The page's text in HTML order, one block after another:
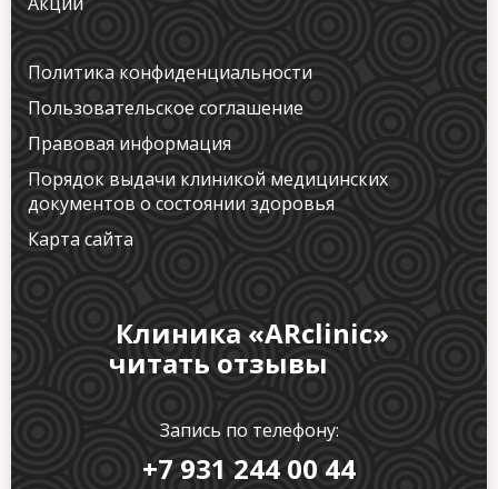
Политика конфиденциальности
Пользовательское соглашение
Правовая информация
Порядок выдачи клиникой медицинских
документов о состоянии здоровья
Карта сайта
Клиника «ARclinic»
читать отзывы
Запись по телефону:
+7 931 244 00 44